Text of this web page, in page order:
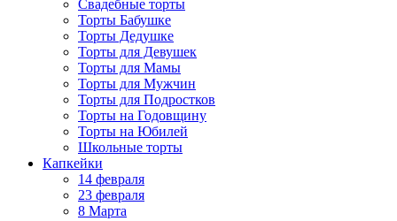
Свадебные торты
Торты Бабушке
Торты Дедушке
Торты для Девушек
Торты для Мамы
Торты для Мужчин
Торты для Подростков
Торты на Годовщину
Торты на Юбилей
Школьные торты
Капкейки
14 февраля
23 февраля
8 Марта